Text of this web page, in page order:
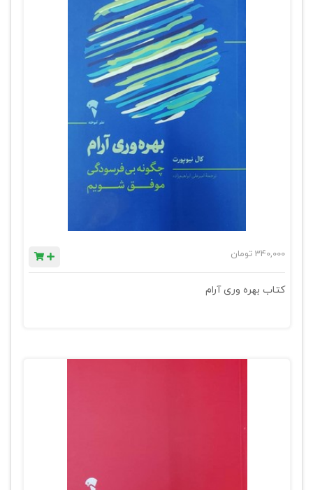
340,000 تومان
کتاب بهره وری آرام